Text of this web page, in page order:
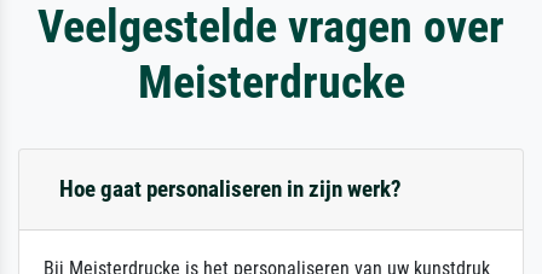
Veelgestelde vragen over
Meisterdrucke
Hoe gaat personaliseren in zijn werk?
Bij Meisterdrucke is het personaliseren van uw kunstdruk